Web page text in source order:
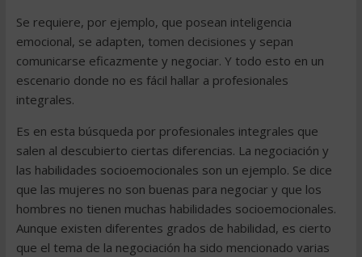
Se requiere, por ejemplo, que posean inteligencia
emocional, se adapten, tomen decisiones y sepan
comunicarse eficazmente y negociar. Y todo esto en un
escenario donde no es fácil hallar a profesionales
integrales.
Es en esta búsqueda por profesionales integrales que
salen al descubierto ciertas diferencias. La negociación y
las habilidades socioemocionales son un ejemplo. Se dice
que las mujeres no son buenas para negociar y que los
hombres no tienen muchas habilidades socioemocionales.
Aunque existen diferentes grados de habilidad, es cierto
que el tema de la negociación ha sido mencionado varias